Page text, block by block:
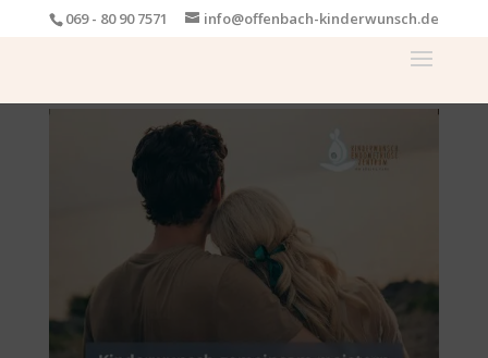
069 - 80 90 7571 info@offenbach-kinderwunsch.de